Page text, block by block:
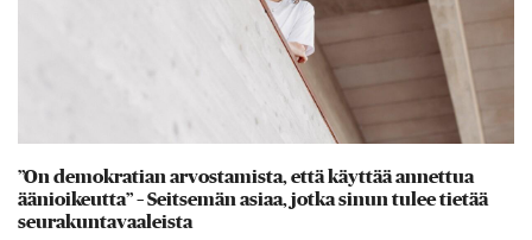
”On demokratian arvostamista, että käyttää annettua
äänioikeutta” – Seitsemän asiaa, jotka sinun tulee tietää
seurakuntavaaleista